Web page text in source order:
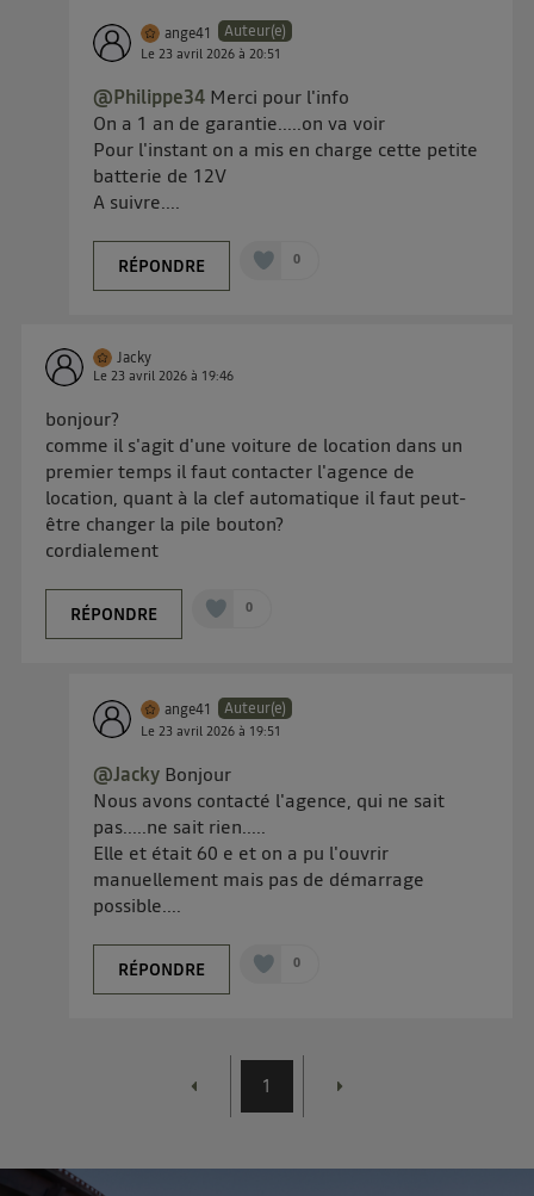
ange41 Auteur(e)
Le23 avril 2026 à20:51
@Philippe34 Merci pour l'info
On a 1 an de garantie.....on va voir
Pour l'instant on a mis en charge cette petite
batterie de 12V
A suivre....
RÉPONDRE 0
Jacky
Le23 avril 2026 à 19:46
bonjour?
comme il s'agit d'une voiture de location dans un
premier temps il faut contacter l'agence de
location, quant à la clef automatique il faut peut-
être changer la pile bouton?
cordialement
RÉPONDRE 0
ange41 Auteur(e)
Le23 avril 2026 à 19:51
@Jacky Bonjour
Nous avons contacté l'agence, qui ne sait
pas.....ne sait rien.....
Elle et était 60 e et on a pu l'ouvrir
manuellement mais pas de démarrage
possible....
RÉPONDRE 0
1